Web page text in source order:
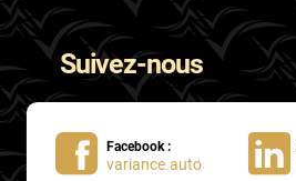
Suivez-nous
Facebook :
variance.auto